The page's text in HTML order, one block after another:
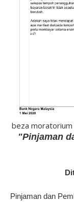
beza moratorium
"Pinjaman
Pinjaman dan